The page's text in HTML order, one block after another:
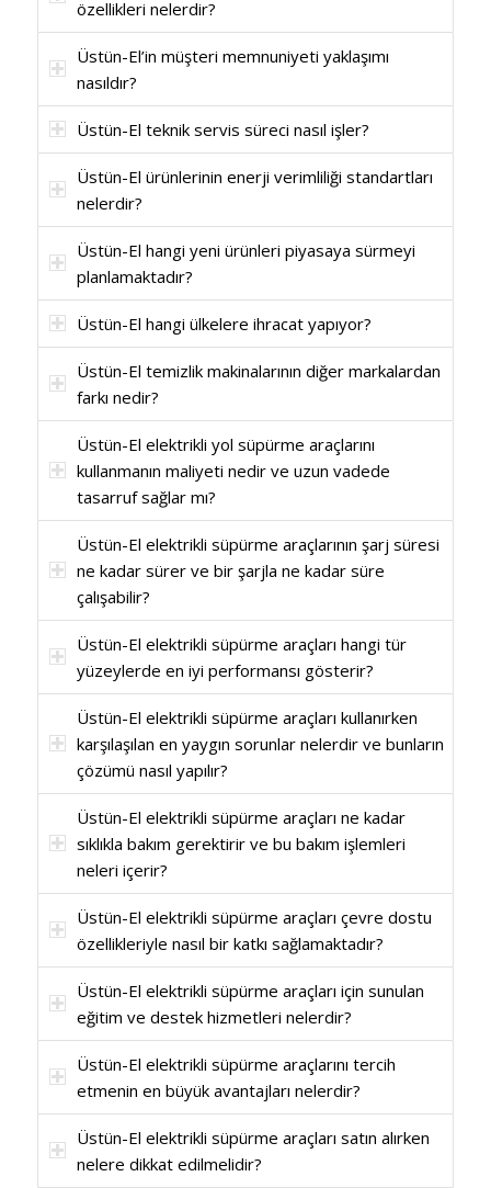
özellikleri nelerdir?
Üstün-El’in müşteri memnuniyeti yaklaşımı
nasıldır?
Üstün-El teknik servis süreci nasıl işler?
Üstün-El ürünlerinin enerji verimliliği standartları
nelerdir?
Üstün-El hangi yeni ürünleri piyasaya sürmeyi
planlamaktadır?
Üstün-El hangi ülkelere ihracat yapıyor?
Üstün-El temizlik makinalarının diğer markalardan
farkı nedir?
Üstün-El elektrikli yol süpürme araçlarını
kullanmanın maliyeti nedir ve uzun vadede
tasarruf sağlar mı?
Üstün-El elektrikli süpürme araçlarının şarj süresi
ne kadar sürer ve bir şarjla ne kadar süre
çalışabilir?
Üstün-El elektrikli süpürme araçları hangi tür
yüzeylerde en iyi performansı gösterir?
Üstün-El elektrikli süpürme araçları kullanırken
karşılaşılan en yaygın sorunlar nelerdir ve bunların
çözümü nasıl yapılır?
Üstün-El elektrikli süpürme araçları ne kadar
sıklıkla bakım gerektirir ve bu bakım işlemleri
neleri içerir?
Üstün-El elektrikli süpürme araçları çevre dostu
özellikleriyle nasıl bir katkı sağlamaktadır?
Üstün-El elektrikli süpürme araçları için sunulan
eğitim ve destek hizmetleri nelerdir?
Üstün-El elektrikli süpürme araçlarını tercih
etmenin en büyük avantajları nelerdir?
Üstün-El elektrikli süpürme araçları satın alırken
nelere dikkat edilmelidir?